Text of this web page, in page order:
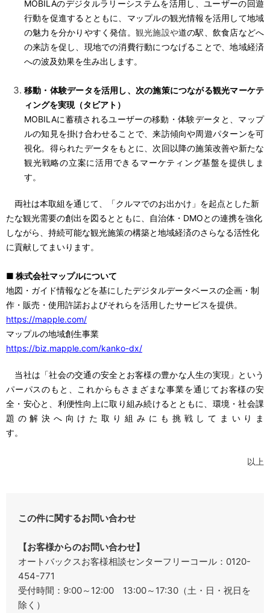
MOBILAのデジタルラリーシステムを活用し、ユーザーの回遊
行動を促進するとともに、マップルの観光情報を活用して地域
の魅力を分かりやすく発信。 観光施設や道の駅、飲食店などへ
の来訪を促し、現地での消費行動につなげることで、地域経済
への波及効果を生み出します。
移動・体験データを活用し、次の施策につながる観光マーケテ
ィングを実現（タビアト）
MOBILAに蓄積されるユーザーの移動・体験データと、マップ
ルの知見を掛け合わせることで、来訪傾向や周遊パターンを可
視化。得られたデータをもとに、次回以降の施策改善や新たな
観光戦略の立案に活用できるマーケティング基盤を提供しま
す。
両社は本取組を通じて、「クルマでのお出かけ」を起点とした新
たな観光需要の創出を図るとともに、自治体・DMOとの連携を強化
しながら、持続可能な観光施策の構築と地域経済のさらなる活性化
に貢献してまいります。
■ 株式会社マップルについて
地図・ガイド情報などを基にしたデジタルデータベースの企画・制
作・販売・使用許諾およびそれらを活用したサービスを提供。
https://mapple.com/
マップルの地域創生事業
https://biz.mapple.com/kanko-dx/
当社は「社会の交通の安全とお客様の豊かな人生の実現」という
パーパスのもと、これからもさまざまな事業を通じてお客様の安
全・安心と、利便性向上に取り組み続けるとともに、環境・社会課
題の解決へ向けた取り組みにも挑戦してまいりま
す。
以上
この件に関するお問い合わせ
【お客様からのお問い合わせ】
オートバックスお客様相談センターフリーコール：0120-
454-771
受付時間：9:00～12:00 13:00～17:30（土・日・祝日を
除く）